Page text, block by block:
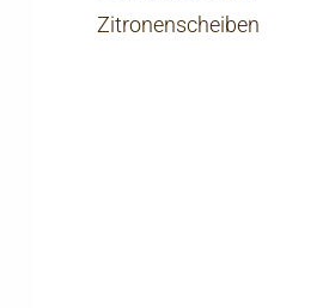
Zitronenscheiben